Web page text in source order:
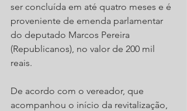
ser concluída em até quatro meses e é
proveniente de emenda parlamentar
do deputado Marcos Pereira
(Republicanos), no valor de 200 mil
reais.
De acordo com o vereador, que
acompanhou o início da revitalização,